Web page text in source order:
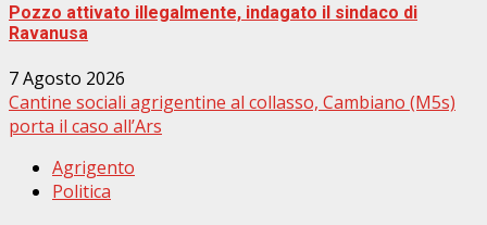
Pozzo attivato illegalmente, indagato il sindaco di
Ravanusa
7 Agosto 2026
Cantine sociali agrigentine al collasso, Cambiano (M5s)
porta il caso all’Ars
Agrigento
Politica